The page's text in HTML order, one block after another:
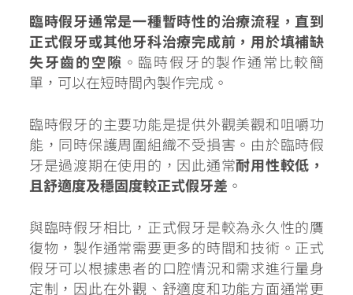
臨時假牙通常是一種暫時性的治療流程，直到
正式假牙或其他牙科治療完成前，用於填補缺
失牙齒的空隙 。臨時假牙的製作通常比較簡
單，可以在短時間內製作完成。
臨時假牙的主要功能是提供外觀美觀和咀嚼功
能，同時保護周圍組織不受損害。由於臨時假
牙是過渡期在使用的，因此通常耐用性較低，
且舒適度及穩固度較正式假牙差 。
與臨時假牙相比，正式假牙是較為永久性的贋
復物，製作通常需要更多的時間和技術。正式
假牙可以根據患者的口腔情況和需求進行量身
定制，因此在外觀、舒適度和功能方面通常更